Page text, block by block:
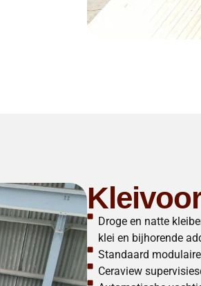
Droge en natte
klei en bijhorende
Standaard
Ceraview